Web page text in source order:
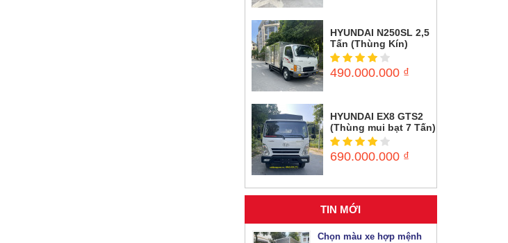
HYUNDAI N250SL 2,5
Tấn (Thùng Kín)
490.000.000 ₫
HYUNDAI EX8 GTS2
(Thùng mui bạt 7 Tấn)
690.000.000 ₫
TIN MỚI
Chọn màu xe hợp mệnh